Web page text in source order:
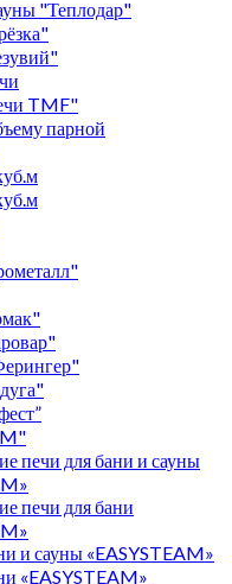
"Теплодар"
TMF"
парной
печи для бани и сауны
печи для бани
и сауны «EASYSTEAM»
«EASYSTEAM»